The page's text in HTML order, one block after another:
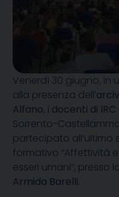
Venerdì 30 giugno, in
alla presenza dell’
Alfano, i docenti di IRC
Sorrento-
partecipato all’ultimo
formativo “Affettività e
esseri umani”, presso
Armida Barelli.